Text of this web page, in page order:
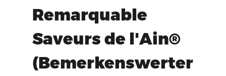
Remarquable
Saveurs de l'Ain®
(Bemerkenswerter